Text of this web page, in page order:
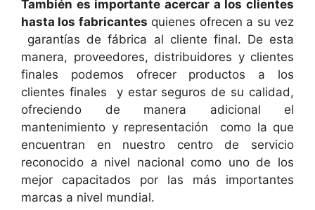
También es importante acercar a los clientes
hasta los fabricantes quienes ofrecen a su vez
garantías de fábrica al cliente final. De esta
manera, proveedores, distribuidores y clientes
finales podemos ofrecer productos a los
clientes finales y estar seguros de su calidad,
ofreciendo de manera adicional el
mantenimiento y representación como la que
encuentran en nuestro centro de servicio
reconocido a nivel nacional como uno de los
mejor capacitados por las más importantes
marcas a nivel mundial.